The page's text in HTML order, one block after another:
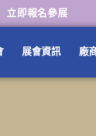
立即報名參展
展會資訊 廠